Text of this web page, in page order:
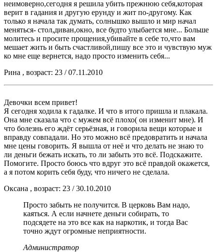
неимоверно,сегодня я решила убить прежнюю себя,которая
верит в гадания и другую ерунду и жит по-другому. Как
только я начала так думать, солнышко вышло и мир начал
меняться- стол,диван,окно, все будто улыбается мне... Больше
молитесь и просите прощения,убивайте в себе то,что вам
мешает жить и быть счастливой,пишу все это и чувствую муж
ко мне еще вернется, надо просто изменить себя...
Рина , возраст: 23 / 07.11.2010
Девочки всем привет!
Я сегодня ходила к гадалке. И что в итого пришла и плакала.
Она мне сказала что с мужем всё плохо( он изменит мне). И
что болезнь его ждёт серьёзная, и говорила вещи которые и
вправду совпадали. Но это можно всё предовратить и начала
мне цены говорить. Я вышла от неё и что делать не знаю то
ли деньги бежать искать, то ли забыть это всё. Подскажите.
Помогите. Просто боюсь что вдруг это всё правдой окажется,
а я потом корить себя буду, что ничего не сделала.
Оксана , возраст: 23 / 30.10.2010
Просто забыть не получится. В церковь Вам надо,
каяться. А если начнете деньги собирать, то
подсядете на это все как на наркотик, и тогда Вас
точно ждут огромные неприятности.
Администратор